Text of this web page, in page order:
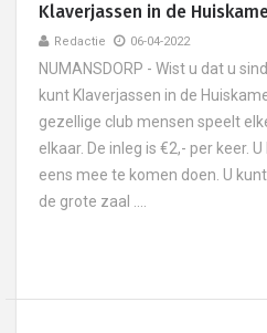
Klaverjassen in de
Redactie 06-04-2022
NUMANSDORP - Wist u dat u
kunt Klaverjassen in de
gezellige club mensen speelt
elkaar. De inleg is €2,- per keer.
eens mee te komen doen. U
de grote zaal ....